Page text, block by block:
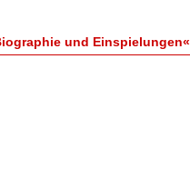
und Einspielungen«